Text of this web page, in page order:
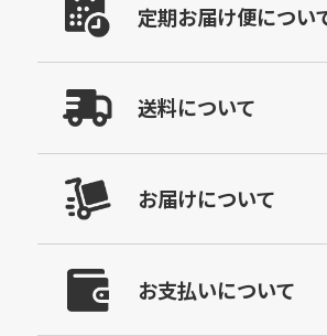
定期お届け便につい
送料について
お届けについて
お支払いについて